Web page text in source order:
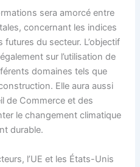
sera amorcé entre
concernant les indices
du secteur. L’objectif
sur l’utilisation de
domaines tels que
Elle aura aussi
de Commerce et des
le changement climatique
durable.
l’UE et les États-Unis